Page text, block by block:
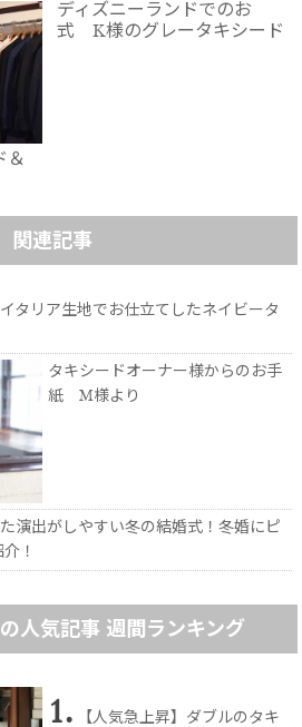
＆
ディズニーランドでのお
式 K様のグレータキシード
関連記事
タリア生地でお仕立てしたネイビータ
タキシードオーナー様からのお手
紙 M様より
演出がしやすい冬の結婚式！冬婚にピ
！
人気記事 週間ランキング
1. 【人気急上昇】ダブルのタキ